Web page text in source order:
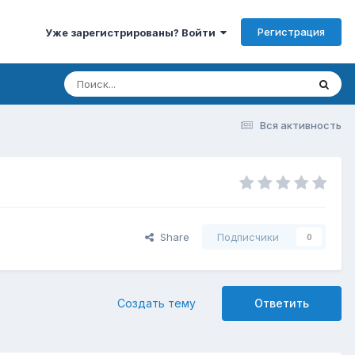
Уже зарегистрированы? Войти Регистрация
Вся активность
Share Подписчики 0
Ответить
Создать тему